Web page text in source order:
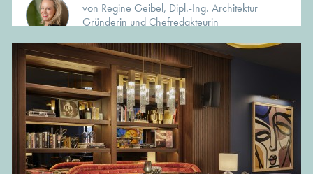
von Regine Geibel, Dipl.-Ing. Architektur
Gründerin und Chefredakteurin